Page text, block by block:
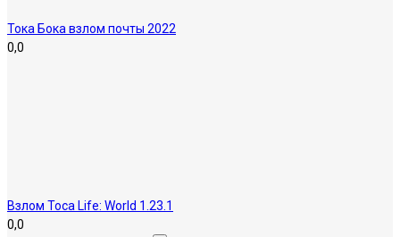
Тока Бока взлом почты 2022
0,0
Взлом Toca Life: World 1.23.1
0,0